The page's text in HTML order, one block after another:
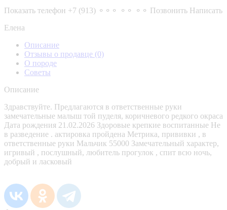
Показать телефон +7 (913) ⚬⚬⚬ ⚬⚬ ⚬⚬ Позвонить Написать
Елена
Описание
Отзывы о продавце (0)
О породе
Советы
Описание
Здравствуйте. Предлагаются в ответственные руки
замечательные малыш той пуделя, коричневого редкого окраса
Дата рождения 21.02.2026 Здоровые крепкие воспитанные Не
в разведение . актировка пройдена Метрика, прививки , в
ответственные руки Мальчик 55000 Замечательный характер,
игривый , послушный, любитель прогулок , спит всю ночь,
добрый и ласковый